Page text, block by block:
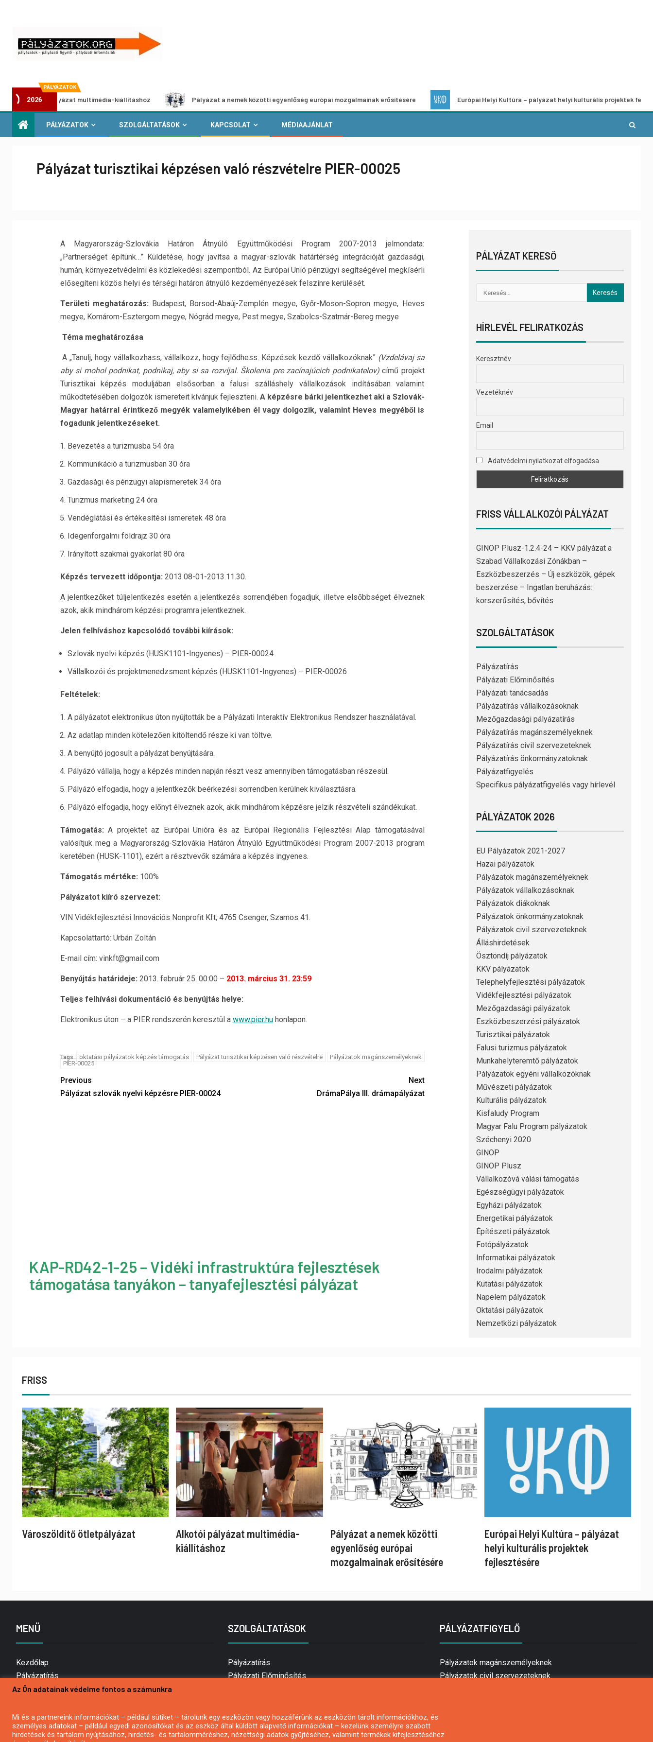
PÁLYÁZATOK
2026
pályázat multimédia-kiállításhoz Pályázat a nemek közötti egyenlőség európai mozgalmainak erősítésére Európai Helyi Kultúra – pályázat helyi kulturális projektek fejlesztésére
PÁLYÁZATOK SZOLGÁLTATÁSOK KAPCSOLAT MÉDIAAJÁNLAT
Pályázat turisztikai képzésen való részvételre PIER-00025
A Magyarország-Szlovákia Határon Átnyúló Együttműködési Program 2007-2013 jelmondata:
„Partnerséget építünk…” Küldetése, hogy javítsa a magyar-szlovák határtérség integrációját gazdasági,
humán, környezetvédelmi és közlekedési szempontból. Az Európai Unió pénzügyi segítségével megkísérli
elősegíteni közös helyi és térségi határon átnyúló kezdeményezések felszínre kerülését.
Területi meghatározás: Budapest, Borsod-Abaúj-Zemplén megye, Győr-Moson-Sopron megye, Heves
megye, Komárom-Esztergom megye, Nógrád megye, Pest megye, Szabolcs-Szatmár-Bereg megye
Téma meghatározása
A „Tanulj, hogy vállalkozhass, vállalkozz, hogy fejlődhess. Képzések kezdő vállalkozóknak” (Vzdelávaj sa
aby si mohol podnikat, podnikaj, aby si sa rozvíjal. Školenia pre zacínajúcich podnikatelov) című projekt
Turisztikai képzés moduljában elsősorban a falusi szálláshely vállalkozások indításában valamint
működtetésében dolgozók ismereteit kívánjuk fejleszteni. A képzésre bárki jelentkezhet aki a Szlovák-
Magyar határral érintkező megyék valamelyikében él vagy dolgozik, valamint Heves megyéből is
fogadunk jelentkezéseket.
Bevezetés a turizmusba 54 óra
Kommunikáció a turizmusban 30 óra
Gazdasági és pénzügyi alapismeretek 34 óra
Turizmus marketing 24 óra
Vendéglátási és értékesítési ismeretek 48 óra
Idegenforgalmi földrajz 30 óra
Irányított szakmai gyakorlat 80 óra
Képzés tervezett időpontja: 2013.08-01-2013.11.30.
A jelentkezőket túljelentkezés esetén a jelentkezés sorrendjében fogadjuk, illetve elsőbbséget élveznek
azok, akik mindhárom képzési programra jelentkeznek.
Jelen felhíváshoz kapcsolódó további kiírások:
Szlovák nyelvi képzés (HUSK1101-Ingyenes) – PIER-00024
Vállalkozói és projektmenedzsment képzés (HUSK1101-Ingyenes) – PIER-00026
Feltételek:
A pályázatot elektronikus úton nyújtották be a Pályázati Interaktív Elektronikus Rendszer használatával.
Az adatlap minden kötelezően kitöltendő része ki van töltve.
A benyújtó jogosult a pályázat benyújtására.
Pályázó vállalja, hogy a képzés minden napján részt vesz amennyiben támogatásban részesül.
Pályázó elfogadja, hogy a jelentkezők beérkezési sorrendben kerülnek kiválasztásra.
Pályázó elfogadja, hogy előnyt élveznek azok, akik mindhárom képzésre jelzik részvételi szándékukat.
Támogatás: A projektet az Európai Unióra és az Európai Regionális Fejlesztési Alap támogatásával
valósítjuk meg a Magyarország-Szlovákia Határon Átnyúló Együttműködési Program 2007-2013 program
keretében (HUSK-1101), ezért a résztvevők számára a képzés ingyenes.
Támogatás mértéke: 100%
Pályázatot kiíró szervezet:
VIN Vidékfejlesztési Innovációs Nonprofit Kft, 4765 Csenger, Szamos 41.
Kapcsolattartó: Urbán Zoltán
E-mail cím: vinkft@gmail.com
Benyújtás határideje: 2013. február 25. 00:00 – 2013. március 31. 23:59
Teljes felhívási dokumentáció és benyújtás helye:
Elektronikus úton – a PIER rendszerén keresztül a www.pier.huhonlapon.
Tags: oktatási pályázatok képzés támogatás Pályázat turisztikai képzésen való részvételre
Pályázatok magánszemélyeknek
PIER-00025
Previous
Pályázat szlovák nyelvi képzésre PIER-00024
Next
DrámaPálya III. drámapályázat
KAP-RD42-1-25 – Vidéki infrastruktúra fejlesztések
támogatása tanyákon – tanyafejlesztési pályázat
PÁLYÁZAT KERESŐ
HÍRLEVÉL FELIRATKOZÁS
Keresztnév
Vezetéknév
Email
Adatvédelmi nyilatkozat elfogadása
FRISS VÁLLALKOZÓI PÁLYÁZAT
GINOP Plusz-1.2.4-24 – KKV pályázat a
Szabad Vállalkozási Zónákban –
Eszközbeszerzés – Új eszközök, gépek
beszerzése – Ingatlan beruházás:
korszerűsítés, bővítés
SZOLGÁLTATÁSOK
Pályázatírás
Pályázati Előminősítés
Pályázati tanácsadás
Pályázatírás vállalkozásoknak
Mezőgazdasági pályázatírás
Pályázatírás magánszemélyeknek
Pályázatírás civil szervezeteknek
Pályázatírás önkormányzatoknak
Pályázatfigyelés
Specifikus pályázatfigyelés vagy hírlevél
PÁLYÁZATOK 2026
EU Pályázatok 2021-2027
Hazai pályázatok
Pályázatok magánszemélyeknek
Pályázatok vállalkozásoknak
Pályázatok diákoknak
Pályázatok önkormányzatoknak
Pályázatok civil szervezeteknek
Álláshirdetések
Ösztöndíj pályázatok
KKV pályázatok
Telephelyfejlesztési pályázatok
Vidékfejlesztési pályázatok
Mezőgazdasági pályázatok
Eszközbeszerzési pályázatok
Turisztikai pályázatok
Falusi turizmus pályázatok
Munkahelyteremtő pályázatok
Pályázatok egyéni vállalkozóknak
Művészeti pályázatok
Kulturális pályázatok
Kisfaludy Program
Magyar Falu Program pályázatok
Széchenyi 2020
GINOP
GINOP Plusz
Vállalkozóvá válási támogatás
Egészségügyi pályázatok
Egyházi pályázatok
Energetikai pályázatok
Építészeti pályázatok
Fotópályázatok
Informatikai pályázatok
Irodalmi pályázatok
Kutatási pályázatok
Napelem pályázatok
Oktatási pályázatok
Nemzetközi pályázatok
FRISS
Városzöldítő ötletpályázat
Alkotói pályázat multimédia-
kiállításhoz
Pályázat a nemek közötti
egyenlőség európai
mozgalmainak erősítésére
Európai Helyi Kultúra – pályázat
helyi kulturális projektek
fejlesztésére
MENÜ
Kezdőlap
Pályázatírás
Bemutatkozás
Hírlevél feliratkozás
Impresszum
SZOLGÁLTATÁSOK
Pályázatírás
Pályázati Előminősítés
Mezőgazdasági pályázatírás
Pályázatírás magánszemélyeknek
PÁLYÁZATFIGYELŐ
Pályázatok magánszemélyeknek
Pályázatok civil szervezeteknek
Az Ön adatainak védelme fontos a számunkra
Mi és a partnereink információkat – például sütiket – tárolunk egy eszközön vagy hozzáférünk az eszközön tárolt információkhoz, és
személyes adatokat – például egyedi azonosítókat és az eszköz által küldött alapvető információkat – kezelünk személyre szabott
hirdetések és tartalom nyújtásához, hirdetés- és tartalomméréshez, nézettségi adatok gyűjtéséhez, valamint termékek kifejlesztéséhez